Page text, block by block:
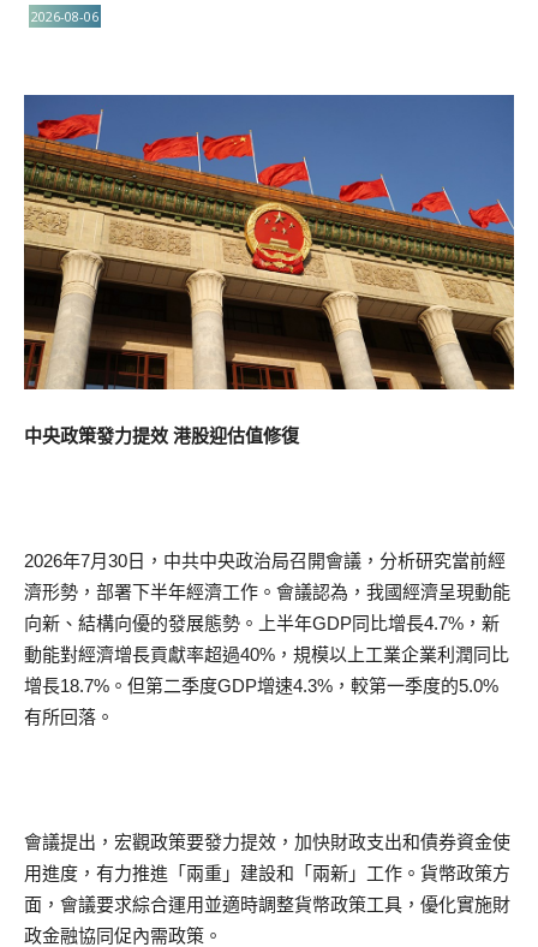
2026-08-06
中央政策發力提效 港股迎估值修復
2026年7月30日，中共中央政治局召開會議，分析研究當前經
濟形勢，部署下半年經濟工作。會議認為，我國經濟呈現動能
向新、結構向優的發展態勢。上半年GDP同比增長4.7%，新
動能對經濟增長貢獻率超過40%，規模以上工業企業利潤同比
增長18.7%。但第二季度GDP增速4.3%，較第一季度的5.0%
有所回落。
會議提出，宏觀政策要發力提效，加快財政支出和債券資金使
用進度，有力推進「兩重」建設和「兩新」工作。貨幣政策方
面，會議要求綜合運用並適時調整貨幣政策工具，優化實施財
政金融協同促內需政策。